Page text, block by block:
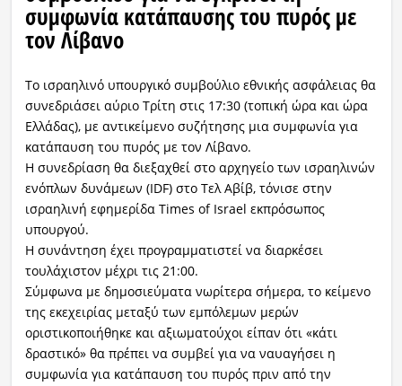
συμφωνία κατάπαυσης του πυρός με
τον Λίβανο
Το ισραηλινό υπουργικό συμβούλιο εθνικής ασφάλειας θα
συνεδριάσει αύριο Τρίτη στις 17:30 (τοπική ώρα και ώρα
Ελλάδας), με αντικείμενο συζήτησης μια συμφωνία για
κατάπαυση του πυρός με τον Λίβανο.
Η συνεδρίαση θα διεξαχθεί στο αρχηγείο των ισραηλινών
ενόπλων δυνάμεων (IDF) στο Τελ Αβίβ, τόνισε στην
ισραηλινή εφημερίδα Times of Israel εκπρόσωπος
υπουργού.
Η συνάντηση έχει προγραμματιστεί να διαρκέσει
τουλάχιστον μέχρι τις 21:00.
Σύμφωνα με δημοσιεύματα νωρίτερα σήμερα, το κείμενο
της εκεχειρίας μεταξύ των εμπόλεμων μερών
οριστικοποιήθηκε και αξιωματούχοι είπαν ότι «κάτι
δραστικό» θα πρέπει να συμβεί για να ναυαγήσει η
συμφωνία για κατάπαυση του πυρός πριν από την